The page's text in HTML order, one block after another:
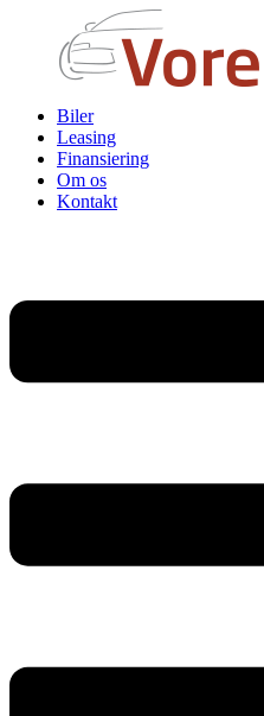
Biler
Leasing
Finansiering
Om os
Kontakt